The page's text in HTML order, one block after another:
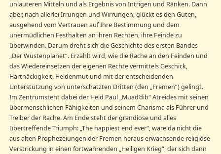
unlauteren Mitteln und als Ergebnis von Intrigen und Ränken. Dann
aber, nach allerlei Irrungen und Wirrungen, glückt es den Guten,
ausgehend vom Vertrauen auf Ihre Bestimmung und dem
unermüdlichen Festhalten an ihren Rechten, ihre Feinde zu
überwinden. Darum dreht sich die Geschichte des ersten Bandes
„Der Wüstenplanet“. Erzählt wird, wie die Rache an den Feinden und
das Wiedereinsetzen der eigenen Rechte vermittels Geschick,
Hartnäckigkeit, Heldenmut und mit der entscheidenden
Unterstützung von unterschätzten Dritten (den „Fremen“) gelingt.
Im Zentrumsteht dabei der Held Paul „Muad’dib“ Atreides mit seinen
übermenschlichen Fähigkeiten und seinem Charisma als Führer und
Treiber der Rache. Am Ende steht der grandiose und alles
übertreffende Triumph: „The happiest end ever“, wäre da nicht die
aus alten Prophezeiungen der Fremen heraus erwachsende religiöse
Verstrickung in einen fortwährenden „Heiligen Krieg“, der sich dann